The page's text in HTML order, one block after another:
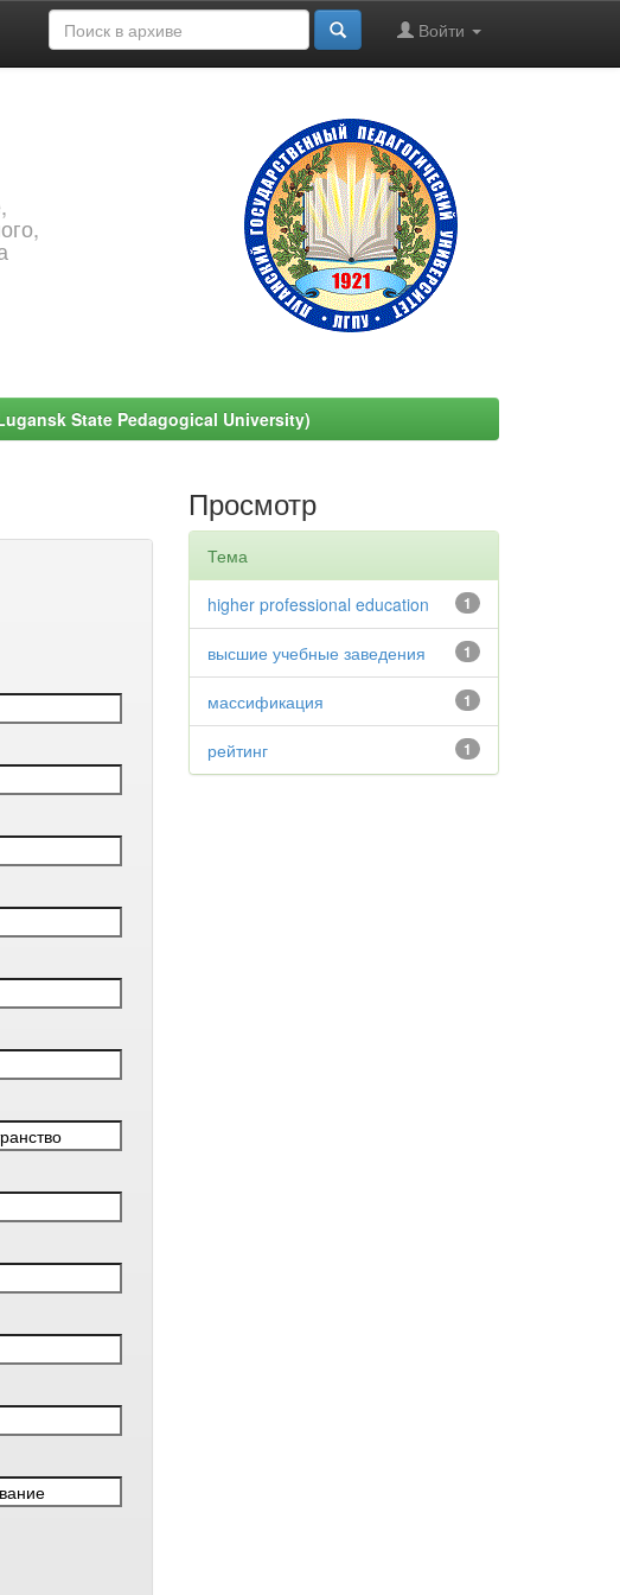
Войти
State Pedagogical University)
Просмотр
Тема
1
higher professional education
1
высшие учебные заведения
1
массификация
1
рейтинг